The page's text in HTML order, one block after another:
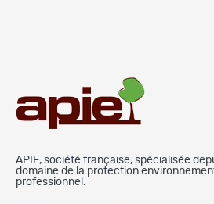
APIE, société française, spécialisée
domaine de la protection
professionnel.